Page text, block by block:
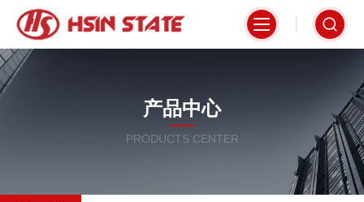
产品中心
PRODUCTS CENTER